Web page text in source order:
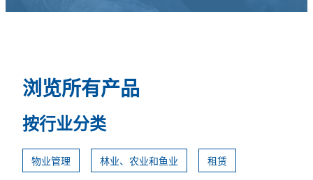
浏览所有产品
按行业分类
物业管理 林业、农业和鱼业 租赁